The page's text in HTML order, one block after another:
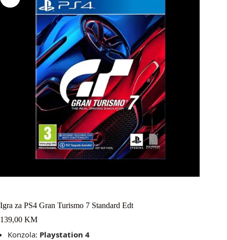
Igra za PS4 Gran Turismo 7 Standard Edt
139,00 KM
Konzola: Playstation 4